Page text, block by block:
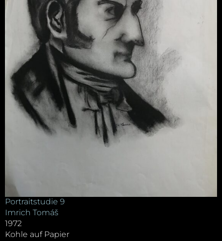
Portraitstudie 9
Imrich Tomáš
1972
Kohle auf Papier